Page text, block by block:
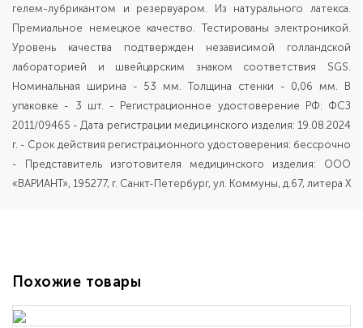
гелем-лубрикантом и резервуаром. Из натурального латекса.
Премиальное немецкое качество. Тестированы электроникой.
Уровень качества подтвержден независимой голландской
лабораторией и швейцарским знаком соответствия SGS.
Номинальная ширина - 53 мм. Толщина стенки - 0,06 мм. В
упаковке - 3 шт. - Регистрационное удостоверение РФ: ФСЗ
2011/09465 - Дата регистрации медицинского изделия: 19.08.2024
г. - Срок действия регистрационного удостоверения: бессрочно
- Представитель изготовителя медицинского изделия: ООО
«ВАРИАНТ», 195277, г. Санкт-Петербург, ул. Коммуны, д.67, литера Х
Похожие товары